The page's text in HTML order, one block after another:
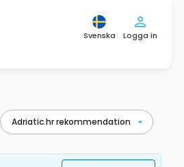
Svenska Logga in